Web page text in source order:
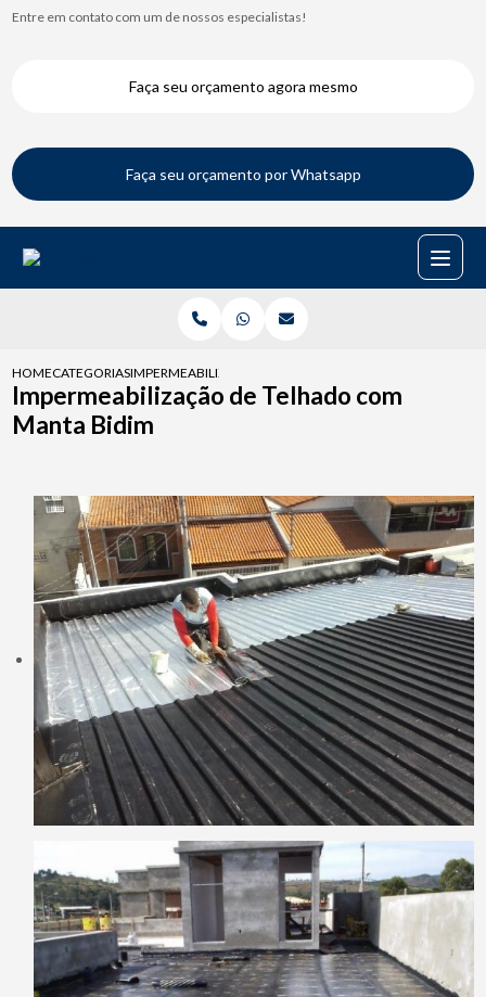
Entre em contato com um de nossos especialistas!
Faça seu orçamento agora mesmo
Faça seu orçamento por Whatsapp
HOMECATEGORIASIMPERMEABILIZACAO DE TELHADO COM MANTA BIDIM
Impermeabilização de Telhado com
Manta Bidim